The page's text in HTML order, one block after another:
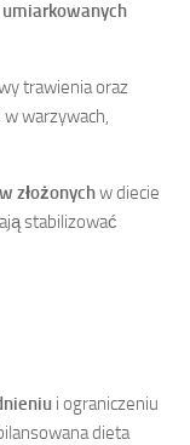
umiarkowanych
trawienia oraz
warzywach,
złożonychw diecie
stabilizować
i ograniczeniu
dieta